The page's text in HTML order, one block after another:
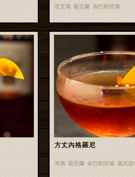
苦艾酒 龍舌蘭 肯巴利苦酒
方丈內格羅尼
琴酒 龍舌蘭 肯巴利苦酒 義式甜